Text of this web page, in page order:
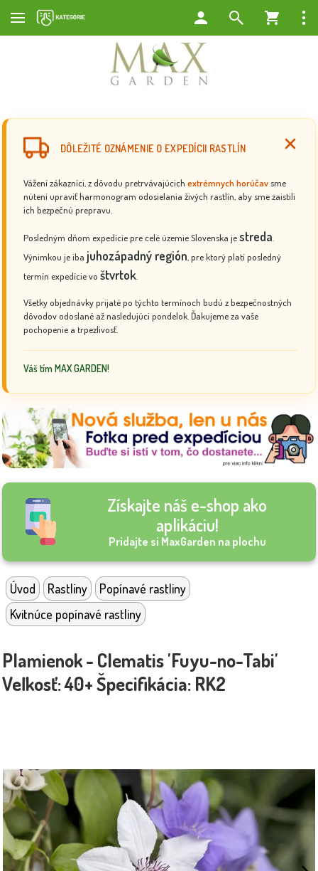
DÔLEŽITÉ OZNÁMENIE O EXPEDÍCII RASTLÍN
Vážení zákazníci, z dôvodu pretrvávajúcich extrémnych horúčav sme
nútení upraviť harmonogram odosielania živých rastlín, aby sme zaistili
ich bezpečnú prepravu.
Posledným dňom expedície pre celé územie Slovenska jestreda
Výnimkou je iba juhozápadný región , pre ktorý platí posledný
termín expedície vo štvrtok
Všetky objednávky prijaté po týchto termínoch budú z bezpečnostných
dôvodov odoslané až nasledujúci pondelok. Ďakujeme za vaše
pochopenie a trpezlivosť.
Váš tím MAX GARDEN!
Získajte náš e-shop ako
aplikáciu!
Pridajte si MaxGarden na plochu
Úvod Rastliny
Popínavé rastliny
Kvitnúce popínavé rastliny
Plamienok - Clematis 'Fuyu-no-Tabi'
Veľkosť: 40+ Špecifikácia: RK2